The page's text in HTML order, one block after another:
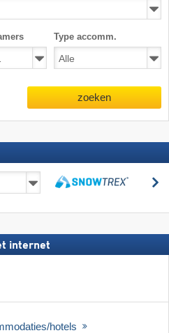
Type accomm.
zoeken
internet
hotels